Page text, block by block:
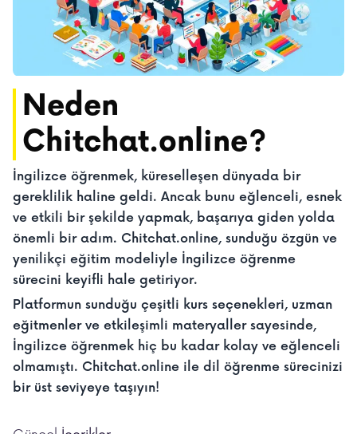
Neden
Chitchat.online?
İngilizce öğrenmek, küreselleşen dünyada bir
gereklilik haline geldi. Ancak bunu eğlenceli, esnek
ve etkili bir şekilde yapmak, başarıya giden yolda
önemli bir adım. Chitchat.online, sunduğu özgün ve
yenilikçi eğitim modeliyle İngilizce öğrenme
sürecini keyifli hale getiriyor.
Platformun sunduğu çeşitli kurs seçenekleri, uzman
eğitmenler ve etkileşimli materyaller sayesinde,
İngilizce öğrenmek hiç bu kadar kolay ve eğlenceli
olmamıştı. Chitchat.online ile dil öğrenme sürecinizi
bir üst seviyeye taşıyın!